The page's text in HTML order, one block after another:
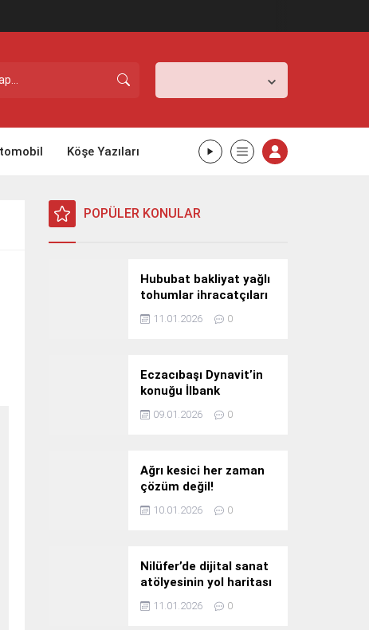
Köşe Yazıları
POPÜLER KONULAR
Hububat bakliyat yağlı
tohumlar ihracatçıları
Güney Kore yolcusu
11.01.2026 0
Eczacıbaşı Dynavit’in
konuğu İlbank
09.01.2026 0
Ağrı kesici her zaman
çözüm değil!
10.01.2026 0
Nilüfer’de dijital sanat
atölyesinin yol haritası
konuşuldu
11.01.2026 0